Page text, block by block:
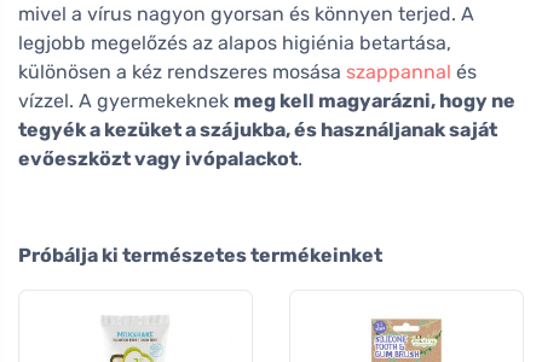
mivel a vírus nagyon gyorsan és könnyen terjed. A
legjobb megelőzés az alapos higiénia betartása,
különösen a kéz rendszeres mosása szappannal és
vízzel. A gyermekeknek meg kell magyarázni, hogy ne
tegyék a kezüket a szájukba, és használjanak saját
evőeszközt vagy ivópalackot.
Próbálja ki természetes termékeinket